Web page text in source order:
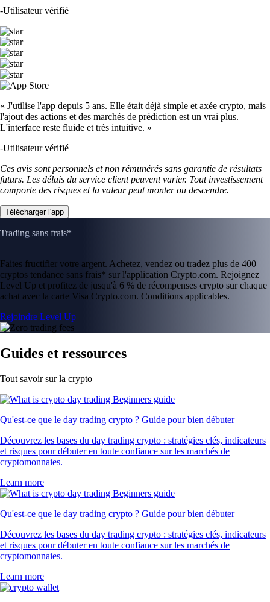
-Utilisateur vérifié
« J'utilise l'app depuis 5 ans. Elle était déjà simple et axée crypto, mais
l'ajout des actions et des marchés de prédiction est un vrai plus.
L'interface reste fluide et très intuitive. »
-Utilisateur vérifié
Ces avis sont personnels et non rémunérés sans garantie de résultats
futurs. Les délais du service client peuvent varier. Tout investissement
comporte des risques et la valeur peut monter ou descendre.
Télécharger l'app
Trading sans frais*
Faites fructifier votre argent. Achetez, vendez ou tradez plus de 400
cryptos tendance sans frais* sur l'application Crypto.com. Rejoignez
Level Up et profitez de jusqu'à 6 % de récompenses crypto sur chaque
achat avec la carte Visa Crypto.com. Conditions applicables.
Rejoindre Level Up
Guides et ressources
Tout savoir sur la crypto
Qu'est-ce que le day trading crypto ? Guide pour bien débuter
Découvrez les bases du day trading crypto : stratégies clés, indicateurs
et risques pour débuter en toute confiance sur les marchés de
cryptomonnaies.
Learn more
Qu'est-ce que le day trading crypto ? Guide pour bien débuter
Découvrez les bases du day trading crypto : stratégies clés, indicateurs
et risques pour débuter en toute confiance sur les marchés de
cryptomonnaies.
Learn more